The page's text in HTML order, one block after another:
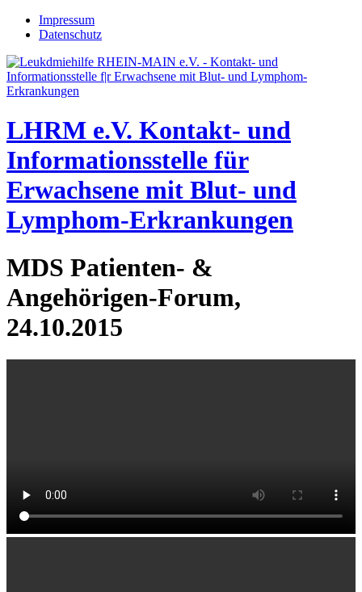
Jump to navigation
Impressum
Datenschutz
LHRM e.V. Kontakt- und
Informationsstelle für
Erwachsene mit Blut- und
Lymphom-Erkrankungen
MDS Patienten- &
Angehörigen-Forum,
24.10.2015